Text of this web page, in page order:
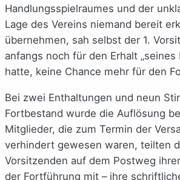
Handlungsspielraumes und der
Lage des Vereins niemand bereit
übernehmen, sah selbst der 1.
anfangs noch für den Erhalt „seines
hatte, keine Chance mehr für den
Bei zwei Enthaltungen und neun
Fortbestand wurde die Auflösung
Mitglieder, die zum Termin der
verhindert gewesen waren, teilten
Vorsitzenden auf dem Postweg
der Fortführung mit – ihre